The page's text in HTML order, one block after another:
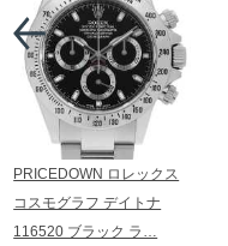
PRICEDOWN ロレックス
コスモグラフ デイトナ
116520 ブラック ラ…